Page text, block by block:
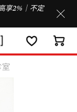
享2%｜不定